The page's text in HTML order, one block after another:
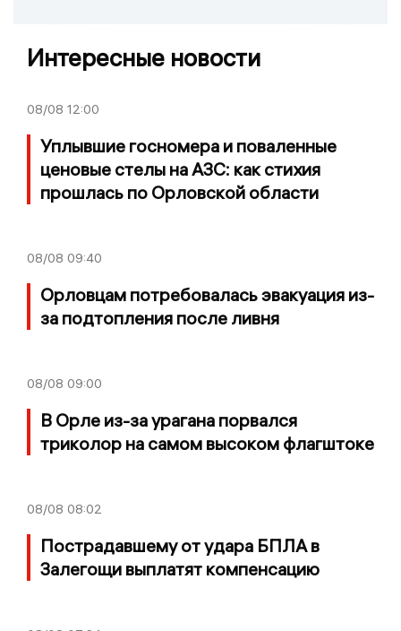
Интересные новости
08/08 12:00
Уплывшие госномера и поваленные
ценовые стелы на АЗС: как стихия
прошлась по Орловской области
08/08 09:40
Орловцам потребовалась эвакуация из-
за подтопления после ливня
08/08 09:00
В Орле из-за урагана порвался
триколор на самом высоком флагштоке
08/08 08:02
Пострадавшему от удара БПЛА в
Залегощи выплатят компенсацию